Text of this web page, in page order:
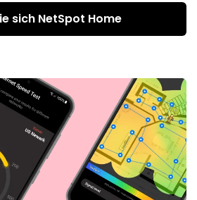
sich NetSpot Home